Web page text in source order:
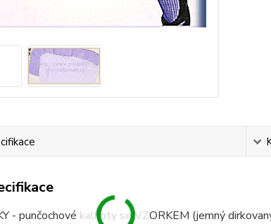
- punčochové kalhoty se VZORKEM (jemný